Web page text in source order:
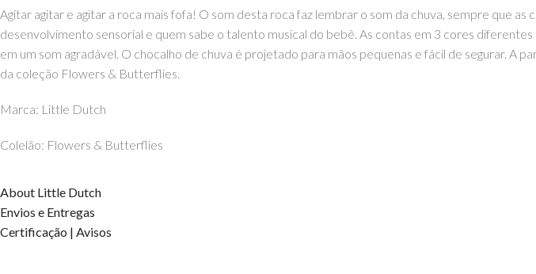
Agitar agitar e agitar a roca mais fofa! O som desta roca faz lembrar o som da chuva, sempre que
desenvolvimento sensorial e quem sabe o talento musical do bebê. As contas em 3 cores
em um som agradável. O chocalho de chuva é projetado para mãos pequenas e fácil de segurar. A
da coleção Flowers & Butterflies.
Marca: Little Dutch
Colelão: Flowers & Butterflies
OS DIREITOS DOS CONTEÚDOS ESTÃO RESERVADOS À EHGOOM – TOYS WITH STORIES®️
About Little Dutch
Envios e Entregas
Certificação | Avisos